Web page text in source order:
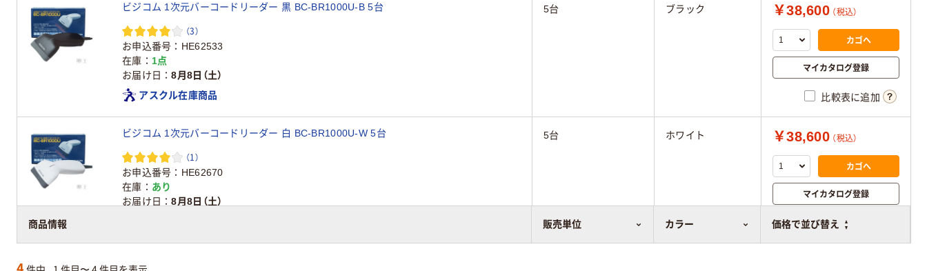
商品情報 販売単位 カラー 価格で並び替え
ビジコム 1次元バーコードリーダー 黒 BC-BR1000U-B 5台
（3）
お申込番号
HE62533
在庫
1点
お届け日
8月8日（土）
アスクル在庫商品
5台 ブラック ￥38,600 （税込）
カゴへ
マイカタログ登録
比較表に追加
ビジコム 1次元バーコードリーダー 白 BC-BR1000U-W 5台
（1）
お申込番号
HE62670
在庫
あり
お届け日
8月8日（土）
5台 ホワイト ￥38,600 （税込）
カゴへ
マイカタログ登録
比較表に追加